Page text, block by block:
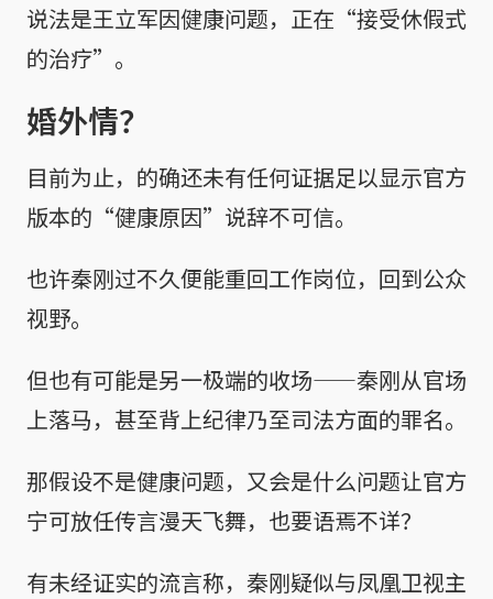
说法是王立军因健康问题，正在“接受休假式
的治疗”。
婚外情？
目前为止，的确还未有任何证据足以显示官方
版本的“健康原因”说辞不可信。
也许秦刚过不久便能重回工作岗位，回到公众
视野。
但也有可能是另一极端的收场——秦刚从官场
上落马，甚至背上纪律乃至司法方面的罪名。
那假设不是健康问题，又会是什么问题让官方
宁可放任传言漫天飞舞，也要语焉不详？
有未经证实的流言称，秦刚疑似与凤凰卫视主